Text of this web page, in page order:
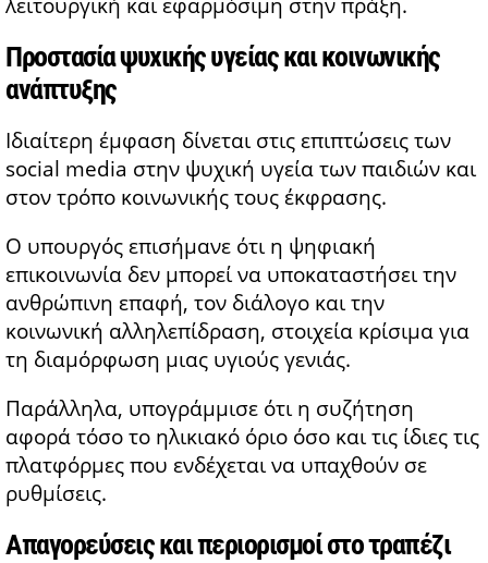
Προστασία ψυχικής υγείας και κοινωνικής
ανάπτυξης
Ιδιαίτερη έμφαση δίνεται στις επιπτώσεις των
social media στην ψυχική υγεία των παιδιών και
στον τρόπο κοινωνικής τους έκφρασης.
Ο υπουργός επισήμανε ότι η ψηφιακή
επικοινωνία δεν μπορεί να υποκαταστήσει την
ανθρώπινη επαφή, τον διάλογο και την
κοινωνική αλληλεπίδραση, στοιχεία κρίσιμα για
τη διαμόρφωση μιας υγιούς γενιάς.
Παράλληλα, υπογράμμισε ότι η συζήτηση
αφορά τόσο το ηλικιακό όριο όσο και τις ίδιες τις
πλατφόρμες που ενδέχεται να υπαχθούν σε
ρυθμίσεις.
Απαγορεύσεις και περιορισμοί στο τραπέζι